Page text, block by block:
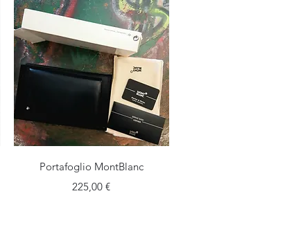
Vista rapida
Portafoglio MontBlanc
Prezzo
225,00 €